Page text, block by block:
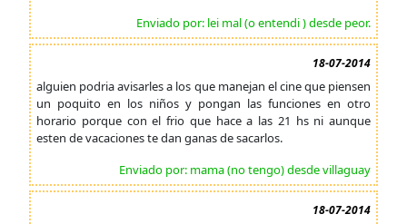
Enviado por: lei mal (o entendi ) desde peor.
18-07-2014
alguien podria avisarles a los que manejan el cine que piensen
un poquito en los niños y pongan las funciones en otro
horario porque con el frio que hace a las 21 hs ni aunque
esten de vacaciones te dan ganas de sacarlos.
Enviado por: mama (no tengo) desde villaguay
18-07-2014